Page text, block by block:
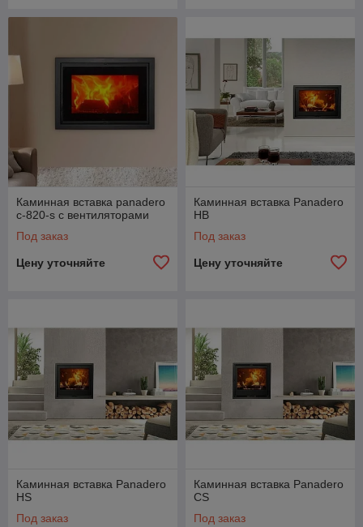
Каминная вставка panadero
c-820-s с вентиляторами
Под заказ
Цену уточняйте
Каминная вставка Panadero
HB
Под заказ
Цену уточняйте
Каминная вставка Panadero
HS
Под заказ
Каминная вставка Panadero
CS
Под заказ